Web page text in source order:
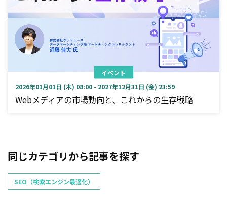
イベント
2026年01月01日 (木) 08:00 - 2027年12月31日 (金) 23:59
Webメディアの市場動向と、これからの生存戦略
同じカテゴリから記事を探す
SEO（検索エンジン最適化）